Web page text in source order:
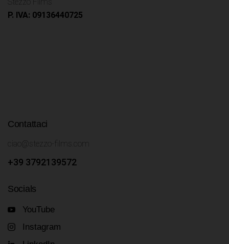
P. IVA: 09136440725
Contattaci
ciao@stezzo-films.com
+39 3792139572
Socials
YouTube
Instagram